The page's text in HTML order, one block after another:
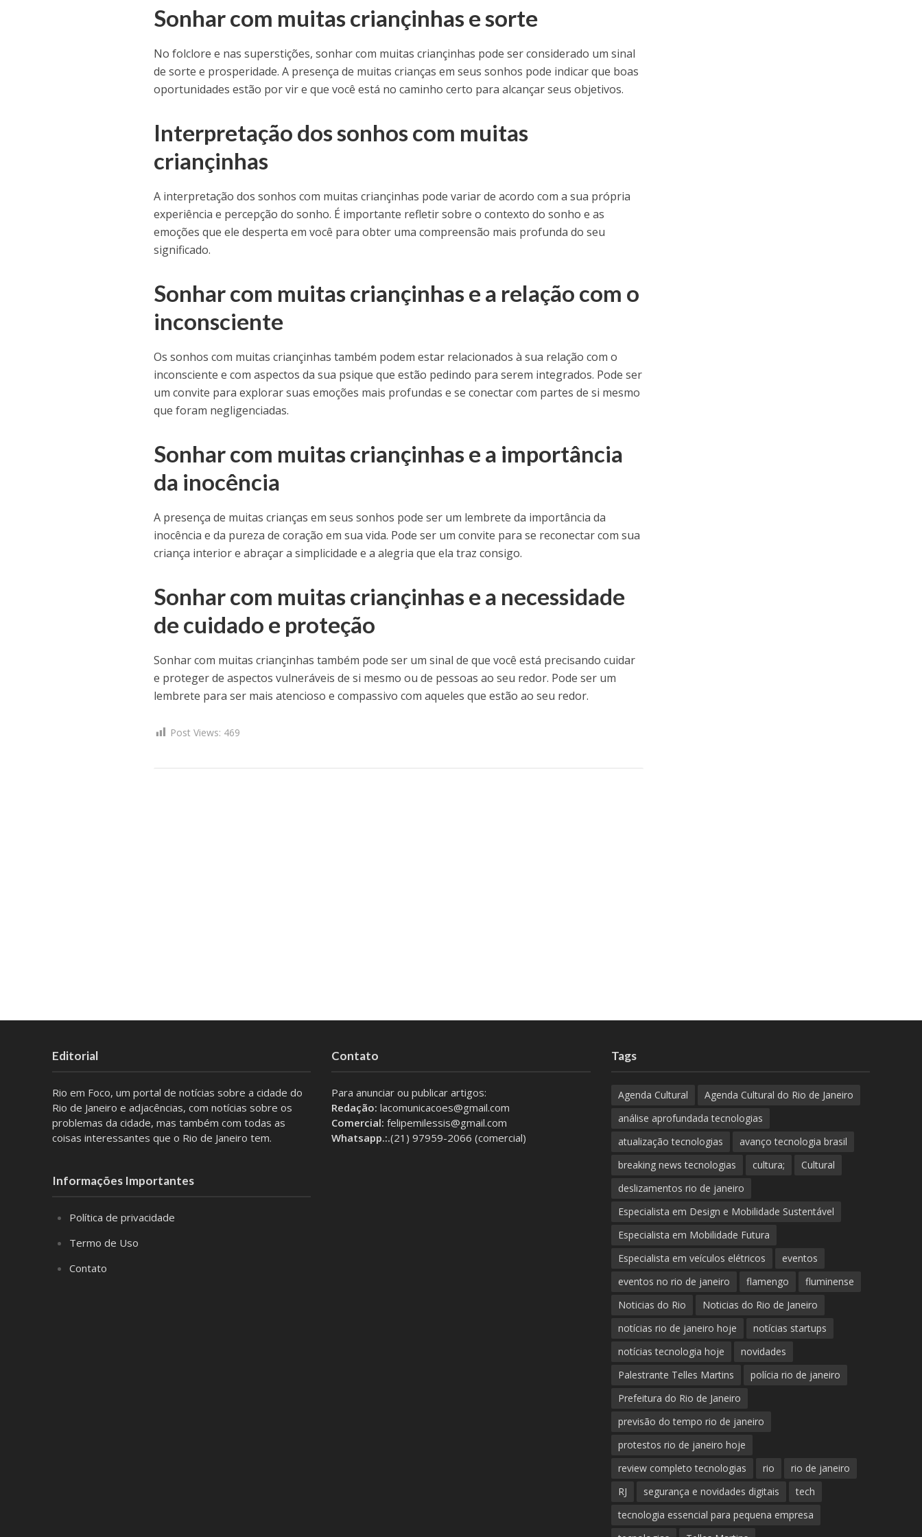
Sonhar com muitas criançinhas e sorte
No folclore e nas superstições, sonhar com muitas criançinhas pode ser considerado um sinal
de sorte e prosperidade. A presença de muitas crianças em seus sonhos pode indicar que boas
oportunidades estão por vir e que você está no caminho certo para alcançar seus objetivos.
Interpretação dos sonhos com muitas
criançinhas
A interpretação dos sonhos com muitas criançinhas pode variar de acordo com a sua própria
experiência e percepção do sonho. É importante refletir sobre o contexto do sonho e as
emoções que ele desperta em você para obter uma compreensão mais profunda do seu
significado.
Sonhar com muitas criançinhas e a relação com o
inconsciente
Os sonhos com muitas criançinhas também podem estar relacionados à sua relação com o
inconsciente e com aspectos da sua psique que estão pedindo para serem integrados. Pode ser
um convite para explorar suas emoções mais profundas e se conectar com partes de si mesmo
que foram negligenciadas.
Sonhar com muitas criançinhas e a importância
da inocência
A presença de muitas crianças em seus sonhos pode ser um lembrete da importância da
inocência e da pureza de coração em sua vida. Pode ser um convite para se reconectar com sua
criança interior e abraçar a simplicidade e a alegria que ela traz consigo.
Sonhar com muitas criançinhas e a necessidade
de cuidado e proteção
Sonhar com muitas criançinhas também pode ser um sinal de que você está precisando cuidar
e proteger de aspectos vulneráveis de si mesmo ou de pessoas ao seu redor. Pode ser um
lembrete para ser mais atencioso e compassivo com aqueles que estão ao seu redor.
Post Views: 469
Editorial
Rio em Foco, um portal de notícias sobre a cidade do
Rio de Janeiro e adjacências, com notícias sobre os
problemas da cidade, mas também com todas as
coisas interessantes que o Rio de Janeiro tem.
Informações Importantes
Política de privacidade
Termo de Uso
Contato
Contato
Para anunciar ou publicar artigos:
Redação: lacomunicacoes@gmail.com
Comercial: felipemilessis@gmail.com
Whatsapp.:.(21) 97959-2066 (comercial)
Tags
Agenda Cultural
Agenda Cultural do Rio de Janeiro
análise aprofundada tecnologias
atualização tecnologias
avanço tecnologia brasil
breaking news tecnologias
cultura;
Cultural
deslizamentos rio de janeiro
Especialista em Design e Mobilidade Sustentável
Especialista em Mobilidade Futura
Especialista em veículos elétricos
eventos
eventos no rio de janeiro
flamengo
fluminense
Noticias do Rio
Noticias do Rio de Janeiro
notícias rio de janeiro hoje
notícias startups
notícias tecnologia hoje
novidades
Palestrante Telles Martins
polícia rio de janeiro
Prefeitura do Rio de Janeiro
previsão do tempo rio de janeiro
protestos rio de janeiro hoje
review completo tecnologias
rio
rio de janeiro
RJ
segurança e novidades digitais
tech
tecnologia essencial para pequena empresa